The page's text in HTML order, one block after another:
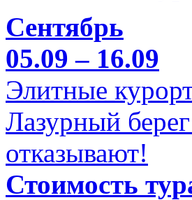
Сентябрь
05.09 – 16.09
Элитные
Лазурный
отказывают!
Стоимость